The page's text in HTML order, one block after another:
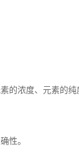
的浓度、元素的
性。